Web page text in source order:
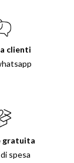
clienti
gratuita
spesa